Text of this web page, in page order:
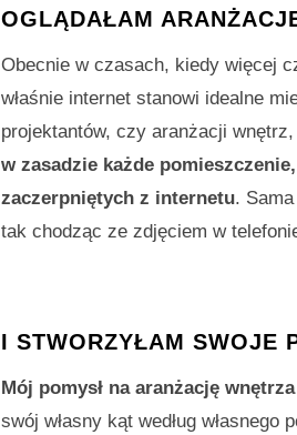
OGLĄDAŁAM
Obecnie w czasach, kiedy więcej
właśnie internet stanowi idealne
projektantów, czy aranżacji
w zasadzie każde
zaczerpniętych z internetu.
tak chodząc ze zdjęciem w
I STWORZYŁAM SWOJE
Mój pomysł na aranżację
swój własny kąt według